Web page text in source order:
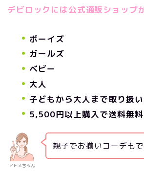
デビロックには公式通販ショップ
ボーイズ
ガールズ
ベビー
大人
子どもから大人まで取り扱
5,500円以上購入で送料無料
マトメちゃん
親子でお揃いコーデも